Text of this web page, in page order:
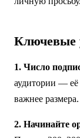
Ключевые
1. Число
аудитории — её
важнее размера.
2. Начинайте